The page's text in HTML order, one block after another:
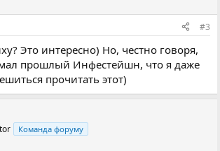
#3
Это интересно) Но, честно говоря,
прошлый Инфестейшн, что я даже
прочитать этот)
Команда форуму